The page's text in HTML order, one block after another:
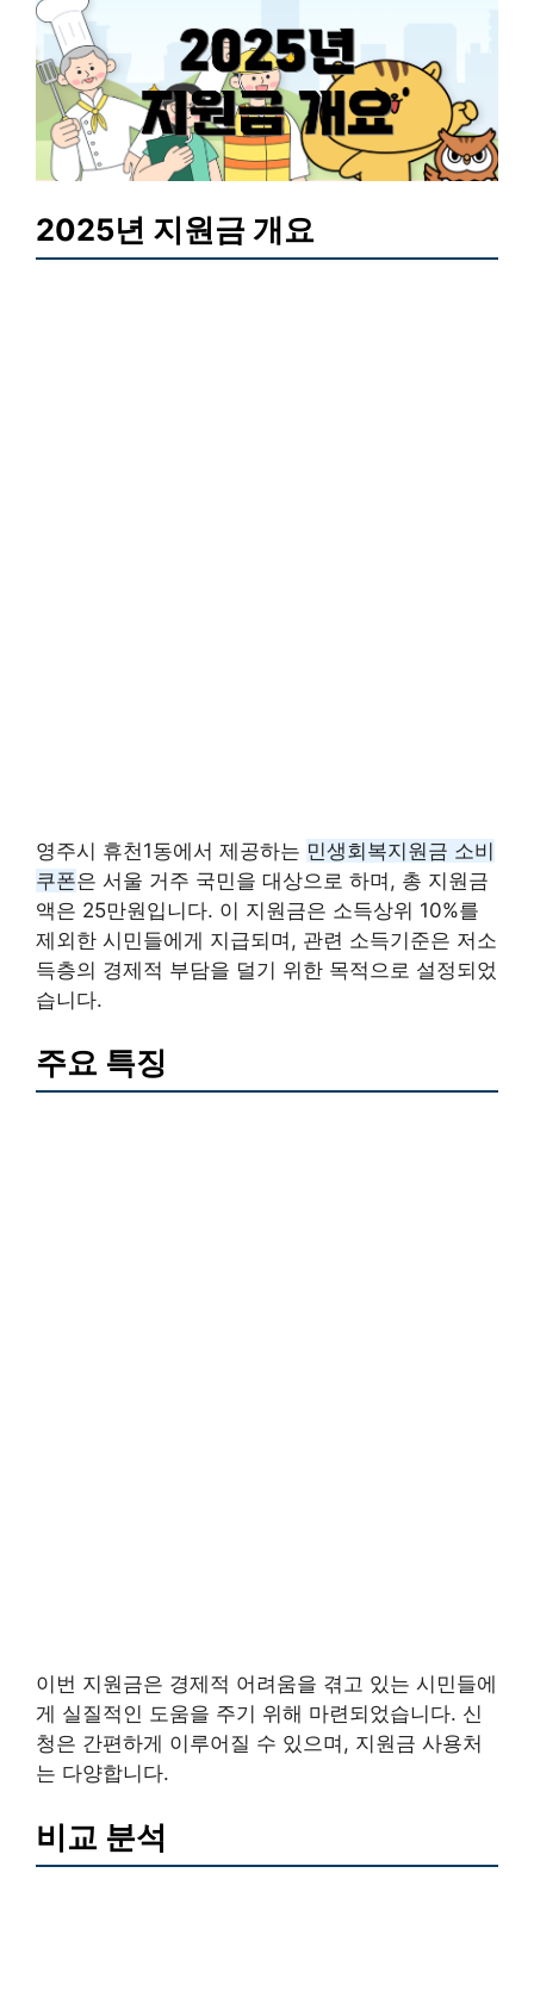
2025년 지원금 개요
영주시 휴천1동에서 제공하는 민생회복지원금 소비
쿠폰은 서울 거주 국민을 대상으로 하며, 총 지원금
액은 25만원입니다. 이 지원금은 소득상위 10%를
제외한 시민들에게 지급되며, 관련 소득기준은 저소
득층의 경제적 부담을 덜기 위한 목적으로 설정되었
습니다.
주요 특징
이번 지원금은 경제적 어려움을 겪고 있는 시민들에
게 실질적인 도움을 주기 위해 마련되었습니다. 신
청은 간편하게 이루어질 수 있으며, 지원금 사용처
는 다양합니다.
비교 분석